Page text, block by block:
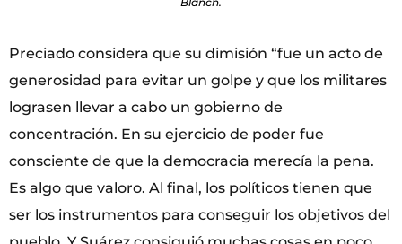
Preciado considera que su dimisión “fue un acto de
generosidad para evitar un golpe y que los militares
lograsen llevar a cabo un gobierno de
concentración. En su ejercicio de poder fue
consciente de que la democracia merecía la pena.
Es algo que valoro. Al final, los políticos tienen que
ser los instrumentos para conseguir los objetivos del